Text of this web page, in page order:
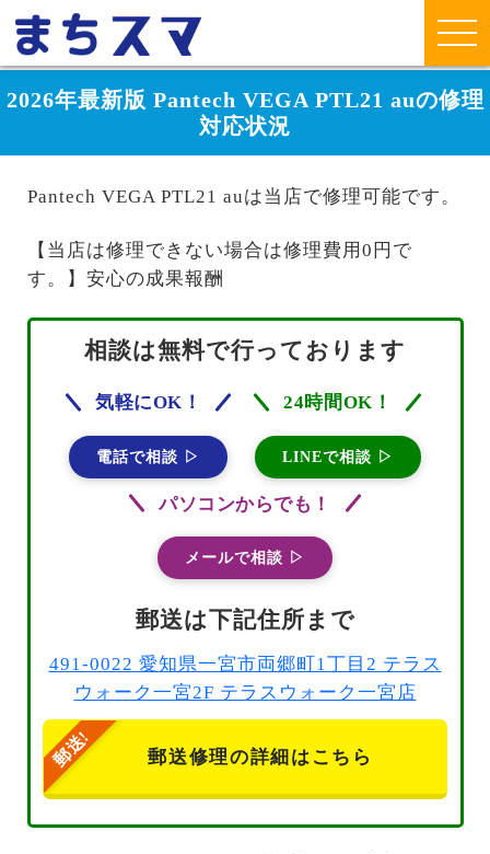
2026年最新版 Pantech VEGA PTL21 auの修理
対応状況
Pantech VEGA PTL21 auは当店で修理可能です。
【当店は修理できない場合は修理費用0円で
す。】安心の成果報酬
相談は無料で行っております
気軽にOK！
電話で相談 ▷
24時間OK！
LINEで相談 ▷
パソコンからでも！
メールで相談 ▷
郵送は下記住所まで
491-0022 愛知県一宮市両郷町1丁目2 テラス
ウォーク一宮2F テラスウォーク一宮店
郵送修理の詳細はこちら